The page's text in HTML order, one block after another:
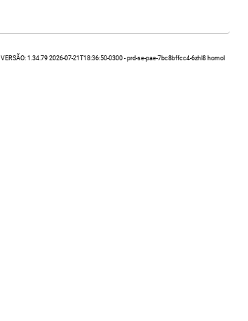
VERSÃO: 1.34.79 2026-07-21T18:36:50-0300 - prd-se-pae-7bc8bffcc4-6zhl8 homol